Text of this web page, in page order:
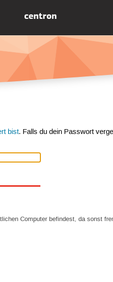
bist. Falls du dein Passwort
Computer befindest, da sonst